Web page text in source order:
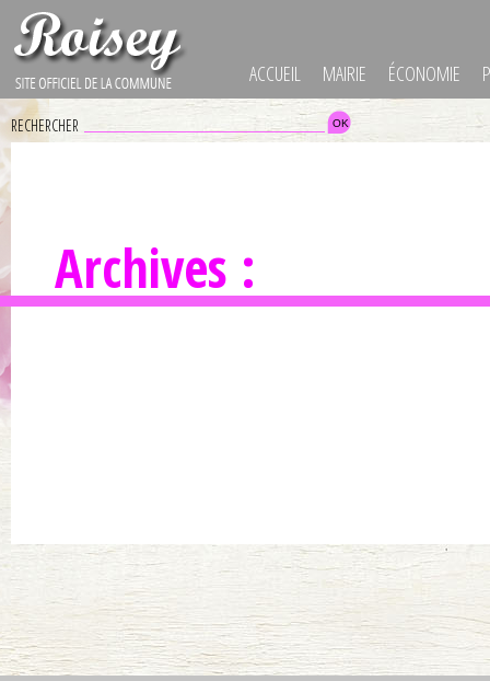
ACCUEIL MAIRIE ÉCONOMIE
RECHERCHER
Archives :